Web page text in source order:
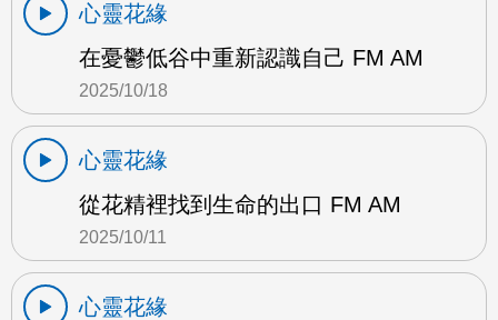
心靈花緣
在憂鬱低谷中重新認識自己 FM AM
2025/10/18
心靈花緣
從花精裡找到生命的出口 FM AM
2025/10/11
心靈花緣